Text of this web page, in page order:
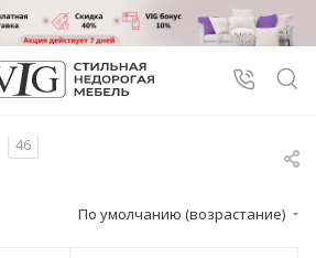
46
По умолчанию (возрастание)